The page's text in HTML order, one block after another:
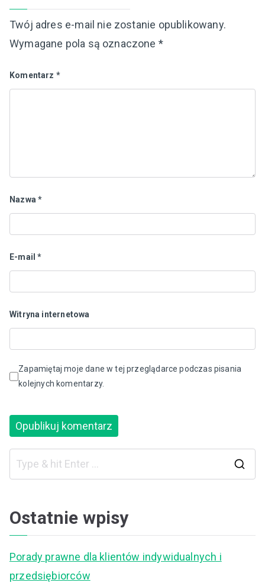
Twój adres e-mail nie zostanie opublikowany.
Wymagane pola są oznaczone *
Komentarz *
Nazwa*
E-mail*
Witryna internetowa
Zapamiętaj moje dane w tej przeglądarce podczas pisania
kolejnych komentarzy.
Ostatnie wpisy
Porady prawne dla klientów indywidualnych i
przedsiębiorców